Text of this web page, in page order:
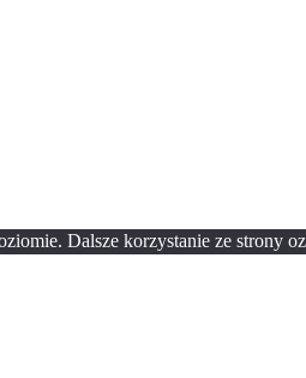
Dalsze korzystanie ze strony